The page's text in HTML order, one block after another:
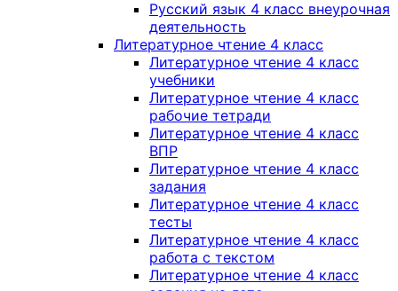
Русский язык 4 класс внеурочная
деятельность
Литературное чтение 4 класс
Литературное чтение 4 класс
учебники
Литературное чтение 4 класс
рабочие тетради
Литературное чтение 4 класс
ВПР
Литературное чтение 4 класс
задания
Литературное чтение 4 класс
тесты
Литературное чтение 4 класс
работа с текстом
Литературное чтение 4 класс